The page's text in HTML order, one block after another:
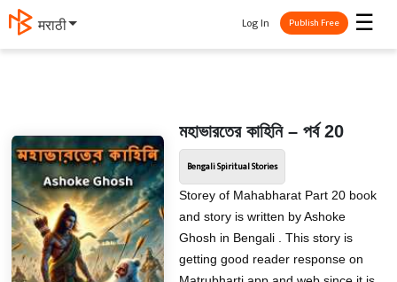
मराठी ☰
Log In Publish Free
মহাভারতের কাহিনি – পর্ব 20
Bengali Spiritual Stories
Storey of Mahabharat Part 20 book
and story is written by Ashoke
Ghosh in Bengali . This story is
getting good reader response on